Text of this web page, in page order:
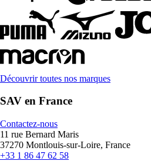
Découvrir toutes nos marques
SAV en France
Contactez-nous
11 rue Bernard Maris
37270 Montlouis-sur-Loire, France
+33 1 86 47 62 58